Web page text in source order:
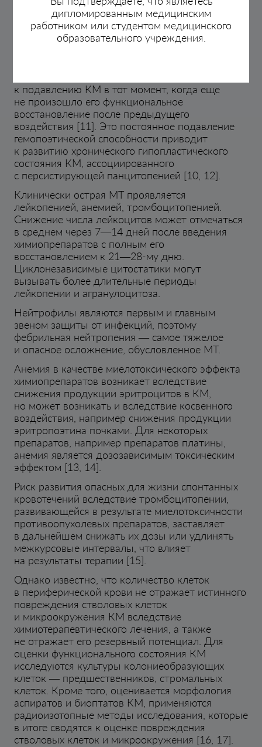
дипломированным медицинским
работником или студентом медицинского
образовательного учреждения.
Механизм развития отдаленных
миелотоксических осложнений связан
с повторяющимся химиотерапевтическим
к подавлению КМ в тот момент, когда еще
не произошло его функциональное
восстановление после предыдущего
воздействия [11]. Это постоянное подавление
гемопоэтической способности приводит
к развитию хронического гипопластического
состояния КМ, ассоциированного
с персистирующей панцитопенией [10, 12].
Клинически острая МТ проявляется
лейкопенией, анемией, тромбоцитопенией.
Снижение числа лейкоцитов может отмечаться
в среднем через 7—14 дней после введения
химиопрепаратов с полным его
восстановлением к 21—28-му дню.
Циклонезависимые цитостатики могут
вызывать более длительные периоды
лейкопении и агранулоцитоза.
Нейтрофилы являются первым и главным
звеном защиты от инфекций, поэтому
фебрильная нейтропения — самое тяжелое
и опасное осложнение, обусловленное МТ.
Анемия в качестве миелотоксического эффекта
химиопрепаратов возникает вследствие
снижения продукции эритроцитов в КМ,
но может возникать и вследствие косвенного
воздействия, например снижения продукции
эритропоэтина почками. Для некоторых
препаратов, например препаратов платины,
анемия является дозозависимым токсическим
эффектом [13, 14].
Риск развития опасных для жизни спонтанных
кровотечений вследствие тромбоцитопении,
развивающейся в результате миелотоксичности
противоопухолевых препаратов, заставляет
в дальнейшем снижать их дозы или удлинять
межкурсовые интервалы, что влияет
на результаты терапии [15].
Однако известно, что количество клеток
в периферической крови не отражает истинного
повреждения стволовых клеток
и микроокружения КМ вследствие
химиотерапевтического лечения, а также
не отражает его резервный потенциал. Для
оценки функционального состояния КМ
исследуются культуры колониеобразующих
клеток — предшественников, стромальных
клеток. Кроме того, оценивается морфология
аспиратов и биоптатов КМ, применяются
радиоизотопные методы исследования, которые
в итоге сводятся к оценке повреждения
стволовых клеток и микроокружения [16, 17].